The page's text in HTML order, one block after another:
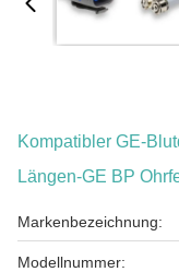
Kompatibler GE-
Längen-GE BP
Markenbezeichnung:
Modellnummer: